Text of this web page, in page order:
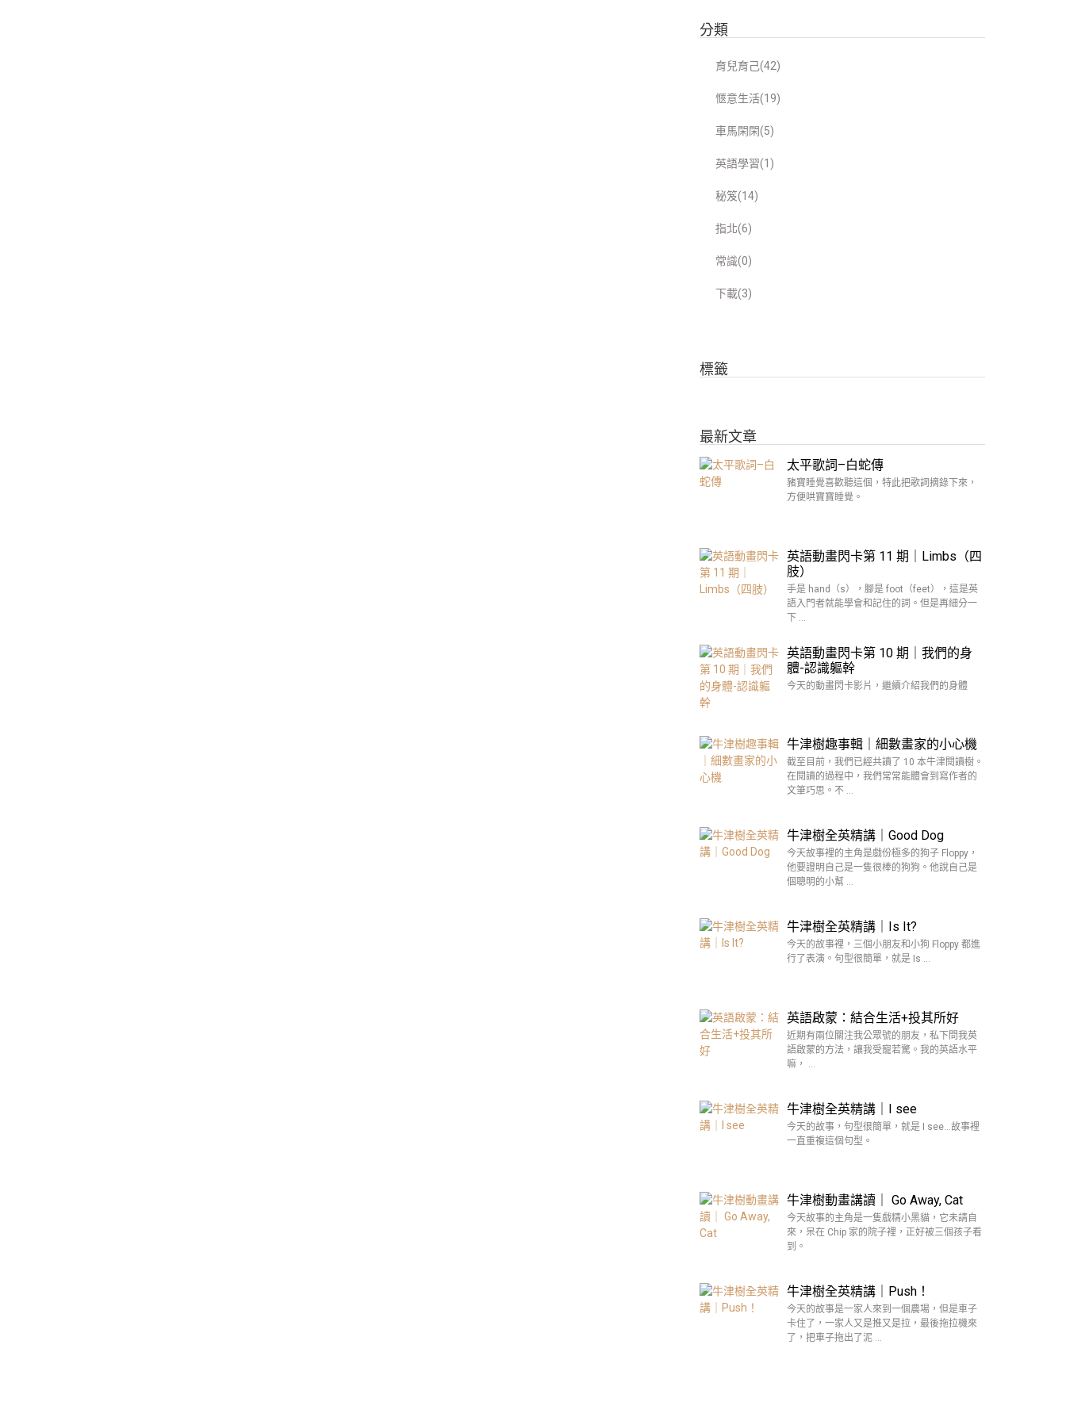
分類
育兒育己(42)
愜意生活(19)
車馬閑閑(5)
英語學習(1)
秘笈(14)
指北(6)
常識(0)
下載(3)
標籤
最新文章
太平歌詞–白蛇傳
豬寶睡覺喜歡聽這個，特此把歌詞摘錄下來，
方便哄寶寶睡覺。
英語動畫閃卡第 11 期｜Limbs（四
肢）
手是 hand（s），腳是 foot（feet），這是英
語入門者就能學會和記住的詞。但是再細分一
下 …
英語動畫閃卡第 10 期｜我們的身
體-認識軀幹
今天的動畫閃卡影片，繼續介紹我們的身體
牛津樹趣事輯｜細數畫家的小心機
截至目前，我們已經共讀了 10 本牛津閱讀樹。
在閱讀的過程中，我們常常能體會到寫作者的
文筆巧思。不 …
牛津樹全英精講｜Good Dog
今天故事裡的主角是戲份極多的狗子 Floppy，
他要證明自己是一隻很棒的狗狗。他說自己是
個聰明的小幫 …
牛津樹全英精講｜Is It?
今天的故事裡，三個小朋友和小狗 Floppy 都進
行了表演。句型很簡單，就是 Is …
英語啟蒙：結合生活+投其所好
近期有兩位關注我公眾號的朋友，私下問我英
語啟蒙的方法，讓我受寵若驚。我的英語水平
嘛， …
牛津樹全英精講｜I see
今天的故事，句型很簡單，就是 I see…故事裡
一直重複這個句型。
牛津樹動畫講讀｜ Go Away, Cat
今天故事的主角是一隻戲精小黑貓，它未請自
來，呆在 Chip 家的院子裡，正好被三個孩子看
到。
牛津樹全英精講｜Push！
今天的故事是一家人來到一個農場，但是車子
卡住了，一家人又是推又是拉，最後拖拉機來
了，把車子拖出了泥 …